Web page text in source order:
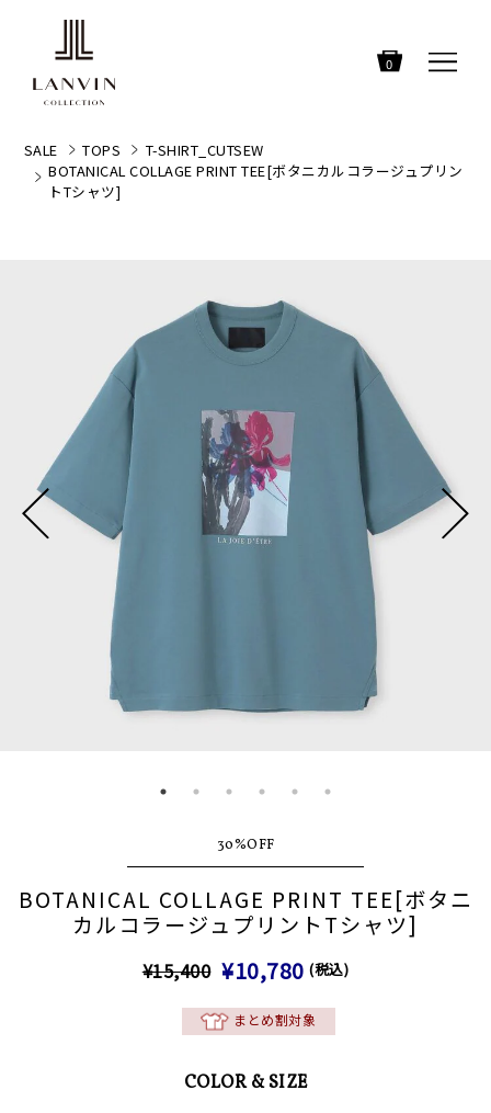
0
SALE TOPS
T-SHIRT_CUTSEW
BOTANICAL COLLAGE PRINT TEE[ボタニカルコラージュプリン
トTシャツ]
30%OFF
BOTANICAL COLLAGE PRINT TEE[ボタニ
カルコラージュプリントTシャツ]
¥15,400 ¥10,780 (税込)
まとめ割対象
COLOR & SIZE